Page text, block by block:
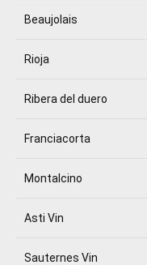
Beaujolais
Rioja
Ribera del duero
Franciacorta
Montalcino
Asti Vin
Sauternes Vin